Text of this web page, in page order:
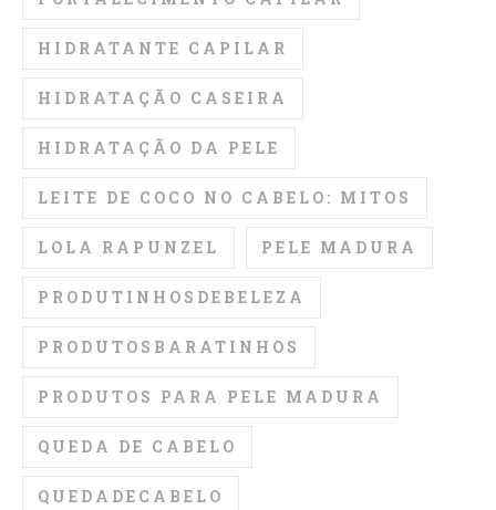
HIDRATANTE CAPILAR
HIDRATAÇÃO CASEIRA
HIDRATAÇÃO DA PELE
LEITE DE COCO NO CABELO: MITOS
LOLA RAPUNZEL PELE MADURA
PRODUTINHOSDEBELEZA
PRODUTOSBARATINHOS
PRODUTOS PARA PELE MADURA
QUEDA DE CABELO
QUEDADECABELO